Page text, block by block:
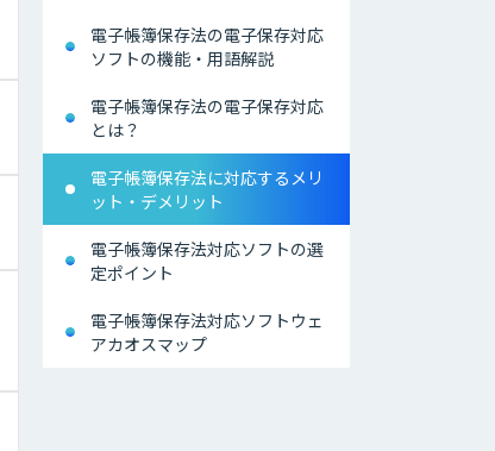
電子帳簿保存法の電子保存対応
ソフトの機能・用語解説
電子帳簿保存法の電子保存対応
とは？
電子帳簿保存法に対応するメリ
ット・デメリット
電子帳簿保存法対応ソフトの選
定ポイント
電子帳簿保存法対応ソフトウェ
アカオスマップ